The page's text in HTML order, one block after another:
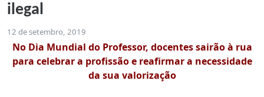
ilegal
12 de setembro, 2019
No Dia Mundial do Professor, docentes sairão à rua
para celebrar a profissão e reafirmar a necessidade
da sua valorização